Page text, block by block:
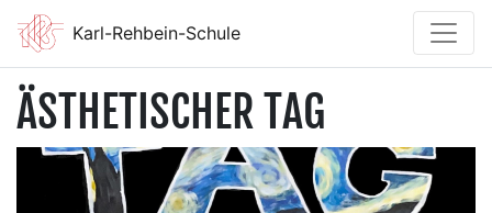
Karl-Rehbein-Schule
ÄSTHETISCHER TAG